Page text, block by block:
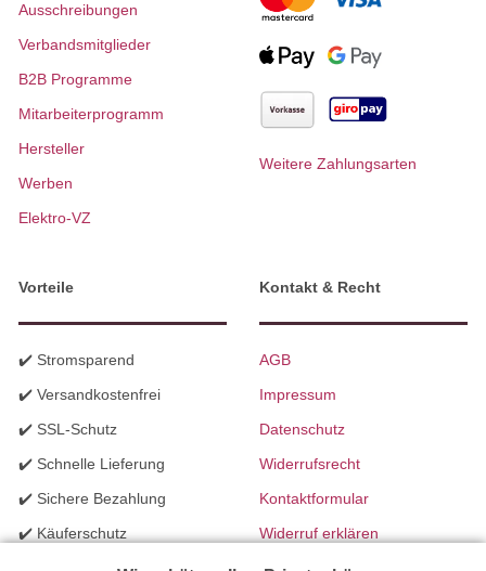
Ausschreibungen
Verbandsmitglieder
B2B Programme
Mitarbeiterprogramm
Hersteller
Werben
Elektro-VZ
Weitere Zahlungsarten
Vorteile
✔️ Stromsparend
✔️ Versandkostenfrei
✔️ SSL-Schutz
✔️ Schnelle Lieferung
✔️ Sichere Bezahlung
✔️ Käuferschutz
Kontakt & Recht
AGB
Impressum
Datenschutz
Widerrufsrecht
Kontaktformular
Widerruf erklären